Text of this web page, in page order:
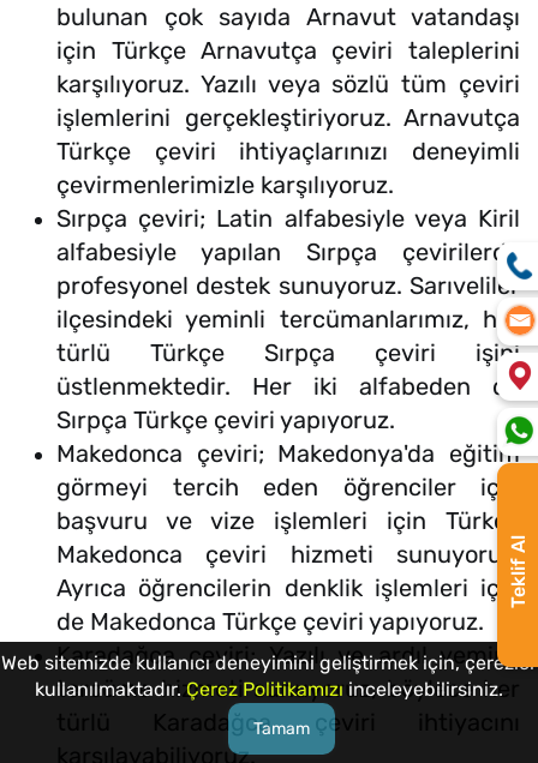
bulunan çok sayıda Arnavut vatandaşı
için Türkçe Arnavutça çeviri taleplerini
karşılıyoruz. Yazılı veya sözlü tüm çeviri
işlemlerini gerçekleştiriyoruz. Arnavutça
Türkçe çeviri ihtiyaçlarınızı deneyimli
çevirmenlerimizle karşılıyoruz.
Sırpça çeviri; Latin alfabesiyle veya Kiril
alfabesiyle yapılan Sırpça çevirilerde
profesyonel destek sunuyoruz. Sarıveliler
ilçesindeki yeminli tercümanlarımız, her
türlü Türkçe Sırpça çeviri işini
üstlenmektedir. Her iki alfabeden de
Sırpça Türkçe çeviri yapıyoruz.
Makedonca çeviri; Makedonya'da eğitim
görmeyi tercih eden öğrenciler için
başvuru ve vize işlemleri için Türkçe
Makedonca çeviri hizmeti sunuyoruz.
Ayrıca öğrencilerin denklik işlemleri için
de Makedonca Türkçe çeviri yapıyoruz.
Karadağca çeviri; Yazılı ve ardıl yeminli
tercüme hizmeti sunuyoruz, böylece her
türlü Karadağca çeviri ihtiyacını
karşılayabiliyoruz.
Teklif Al
Web sitemizde kullanıcı deneyimini geliştirmek için, çerezler
kullanılmaktadır. Çerez Politikamızı inceleyebilirsiniz.
Tamam